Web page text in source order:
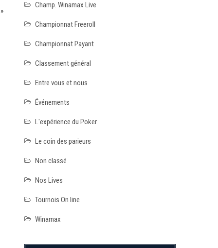
Champ. Winamax Live
Championnat Freeroll
Championnat Payant
Classement général
Entre vous et nous
Événements
L'expérience du Poker.
Le coin des parieurs
Non classé
Nos Lives
Tournois On line
Winamax